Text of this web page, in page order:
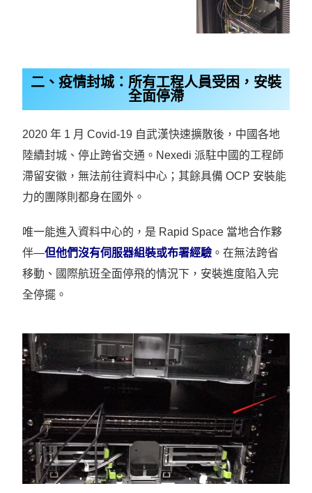
二、疫情封城：所有工程人員受困，安裝
全面停滯
2020 年 1 月 Covid-19 自武漢快速擴散後，中國各地
陸續封城、停止跨省交通。 Nexedi 派駐中國的工程師
滯留安徽，無法前往資料中心；其餘具備 OCP 安裝能
力的團隊則都身在國外。
唯一能進入資料中心的，是 Rapid Space 當地合作夥
伴—但他們沒有伺服器組裝或布署經驗 。在無法跨省
移動、國際航班全面停飛的情況下，安裝進度陷入完
全停擺。